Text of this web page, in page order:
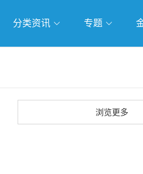
分类资讯 专题
浏览更多